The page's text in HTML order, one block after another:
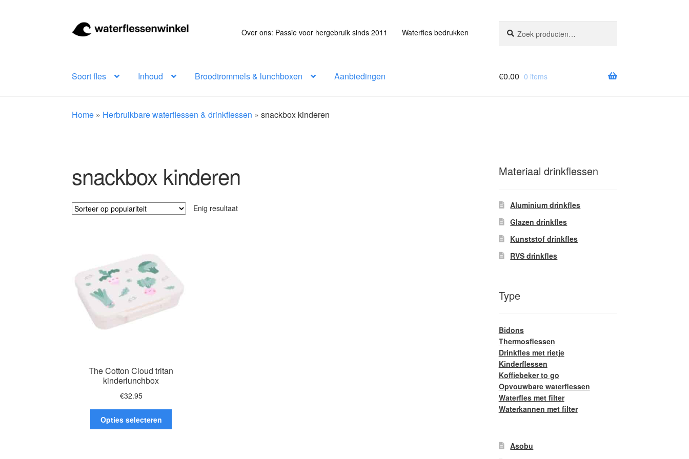
Ga
door
Ga
naar
Over ons: Passie voor hergebruik sinds 2011 Waterfles bedrukken
naar:
Soort fles Inhoud Broodtrommels & lunchboxen Aanbiedingen €0.00 0 items
Home » Herbruikbare waterflessen & drinkflessen »snackbox kinderen
snackbox kinderen
Enig resultaat
The Cotton Cloud tritan
kinderlunchbox
€32.95
Opties selecteren
Materiaal drinkflessen
Aluminium drinkfles
Glazen drinkfles
Kunststof drinkfles
RVS drinkfles
Type
Bidons
Thermosflessen
Drinkfles met rietje
Kinderflessen
Koffiebeker to go
Opvouwbare waterflessen
Waterfles met filter
Waterkannen met filter
Asobu